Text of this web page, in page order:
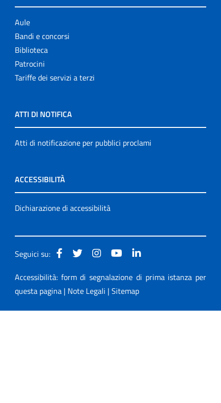
Aule
Bandi e concorsi
Biblioteca
Patrocini
Tariffe dei servizi a terzi
ATTI DI NOTIFICA
Atti di notificazione per pubblici proclami
ACCESSIBILITÀ
Dichiarazione di accessibilità
Seguici su:
Accessibilità: form di segnalazione di prima istanza per
questa pagina | Note Legali | Sitemap